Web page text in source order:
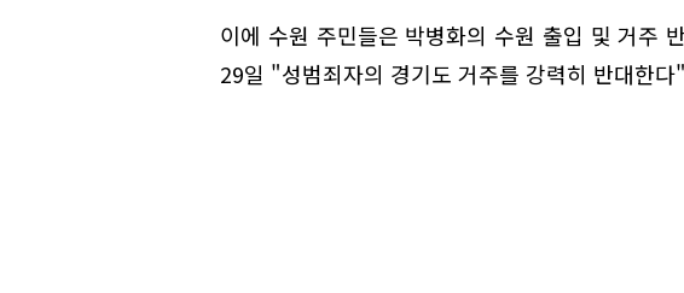
이에 수원 주민들은 박병화의 수원 출입 및 거주
29일 "성범죄자의 경기도 거주를 강력히 반대한